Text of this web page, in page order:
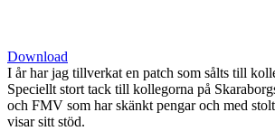
Download
I år har jag tillverkat en patch som sålts till
Speciellt stort tack till kollegorna på
och FMV som har skänkt pengar och med
visar sitt stöd.